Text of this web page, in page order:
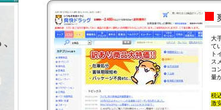
大
て
ト
ス
コ
量
税
激